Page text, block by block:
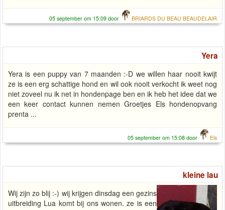
05 september om 15:09 door BRIARDS DU BEAU BEAUDELAIR
Yera
Yera is een puppy van 7 maanden :-D we willen haar nooit kwijt
ze is een erg schattige hond en wil ook nooit verkocht ik weet nog
niet zoveel nu ik net in hondenpage ben en ik heb het idee dat we
een keer contact kunnen nemen Groetjes Els hondenopvang
prenta ...
05 september om 15:08 door Els
kleine lau
Wij zijn zo blij :-) wij krijgen dinsdag een gezins
uitbreiding Lua komt bij ons wonen. ze is een